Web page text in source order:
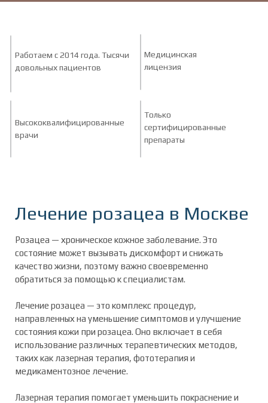
Только
сертифицированные
препараты
Высококвалифицированные
врачи
Медицинская
лицензия
Работаем с 2014 года. Тысячи
довольных пациентов
Лечение розацеа в Москве
Розацеа — хроническое кожное заболевание. Это
состояние может вызывать дискомфорт и снижать
качество жизни, поэтому важно своевременно
обратиться за помощью к специалистам.
Лечение розацеа — это комплекс процедур,
направленных на уменьшение симптомов и улучшение
состояния кожи при розацеа. Оно включает в себя
использование различных терапевтических методов,
таких как лазерная терапия, фототерапия и
медикаментозное лечение.
Лазерная терапия помогает уменьшить покраснение и